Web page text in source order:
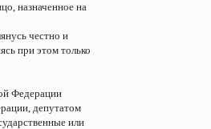
назначенное на
честно и
при этом только
Федерации
депутатом
или